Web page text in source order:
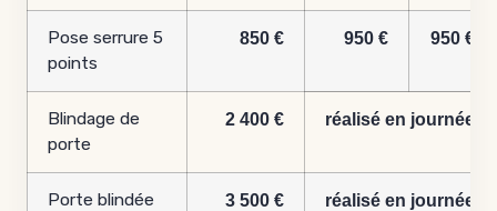
Pose serrure 5
points
850 € 950 € 950 €
Blindage de
porte
2 400 € réalisé en journée
Porte blindée
3 500 € réalisé en journée